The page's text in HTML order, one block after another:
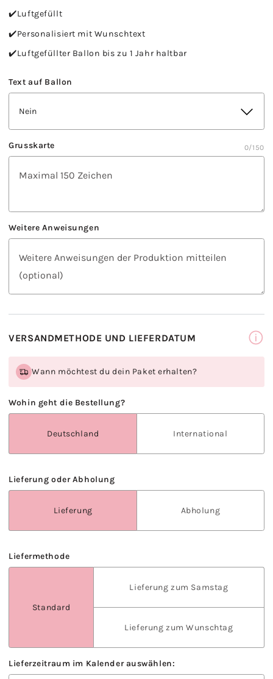
✔️Luftgefüllt
✔️Personalisiert mit Wunschtext
✔️Luftgefüllter Ballon bis zu 1 Jahr haltbar